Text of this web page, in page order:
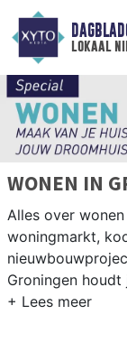
lokaal
WONEN IN
Alles over
woningmarkt,
Groningen